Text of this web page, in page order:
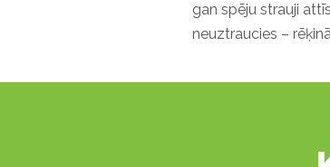
gan spēju strauji
neuztraucies –